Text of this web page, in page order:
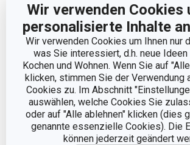
Wir verwenden Cookies
personalisierte Inhalte
Wir verwenden Cookies um Ihnen nur
was Sie interessiert, d.h. neue Ideen
Kochen und Wohnen. Wenn Sie auf
klicken, stimmen Sie der Verwendung
Cookies zu. Im Abschnitt
auswählen, welche Cookies Sie
oder auf "Alle ablehnen" klicken (dies
genannte essenzielle Cookies). Die
können jederzeit geändert
Bratpfanne SmartCLICK
ø 28 cm
64,90 €
Auf Lager
Warenkorb
Bratpfanne
ø 20 cm
32,90 €
Auf Lager